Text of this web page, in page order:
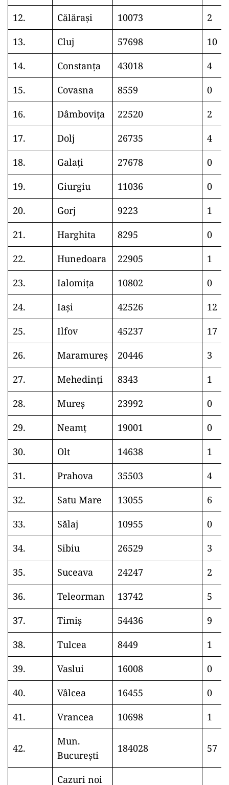
12. Călărași 10073
2
13.
Cluj 57698
10
14.
Constanța 43018
4
15.
Covasna 8559
0
16.
Dâmbovița 22520
2
17.
Dolj 26735
4
18.
Galați 27678
0
19.
Giurgiu 11036
0
20.
Gorj 9223
1
21.
Harghita 8295
0
22.
Hunedoara 22905
1
23.
Ialomița 10802
0
24.
Iași 42526
12
25.
Ilfov 45237
17
26.
Maramureș 20446
3
27.
Mehedinți 8343
1
28.
Mureș 23992
0
29.
Neamț 19001
0
30.
Olt 14638
1
31.
Prahova 35503
4
32.
Satu Mare 13055
6
33.
Sălaj 10955
0
34.
Sibiu 26529
3
35.
Suceava 24247
2
36.
Teleorman 13742
5
37.
Timiș 54436
9
38.
Tulcea 8449
1
39.
Vaslui 16008
0
40.
Vâlcea 16455
0
41.
Vrancea 10698 1
42.
Mun.
București
184028 57
Cazuri noi